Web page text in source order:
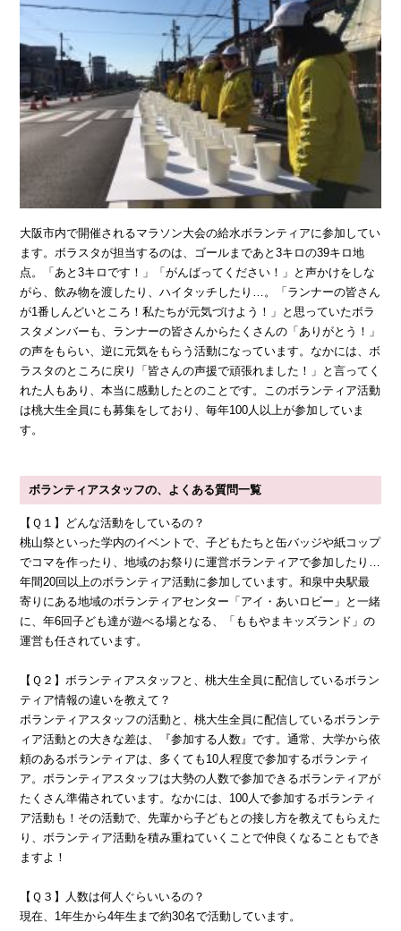
大阪市内で開催されるマラソン大会の給水ボランティアに参加してい
ます。ボラスタが担当するのは、ゴールまであと3キロの39キロ地
点。「あと3キロです！」「がんばってください！」と声かけをしな
がら、飲み物を渡したり、ハイタッチしたり…。「ランナーの皆さん
が1番しんどいところ！私たちが元気づけよう！」と思っていたボラ
スタメンバーも、ランナーの皆さんからたくさんの「ありがとう！」
の声をもらい、逆に元気をもらう活動になっています。なかには、ボ
ラスタのところに戻り「皆さんの声援で頑張れました！」と言ってく
れた人もあり、本当に感動したとのことです。このボランティア活動
は桃大生全員にも募集をしており、毎年100人以上が参加していま
す。
ボランティアスタッフの、よくある質問一覧
【Ｑ１】どんな活動をしているの？
桃山祭といった学内のイベントで、子どもたちと缶バッジや紙コップ
でコマを作ったり、地域のお祭りに運営ボランティアで参加したり…
年間20回以上のボランティア活動に参加しています。和泉中央駅最
寄りにある地域のボランティアセンター「アイ・あいロビー」と一緒
に、年6回子ども達が遊べる場となる、「ももやまキッズランド」の
運営も任されています。
【Ｑ２】ボランティアスタッフと、桃大生全員に配信しているボラン
ティア情報の違いを教えて？
ボランティアスタッフの活動と、桃大生全員に配信しているボランテ
ィア活動との大きな差は、『参加する人数』です。通常、大学から依
頼のあるボランティアは、多くても10人程度で参加するボランティ
ア。ボランティアスタッフは大勢の人数で参加できるボランティアが
たくさん準備されています。なかには、100人で参加するボランティ
ア活動も！その活動で、先輩から子どもとの接し方を教えてもらえた
り、ボランティア活動を積み重ねていくことで仲良くなることもでき
ますよ！
【Ｑ３】人数は何人ぐらいいるの？
現在、1年生から4年生まで約30名で活動しています。